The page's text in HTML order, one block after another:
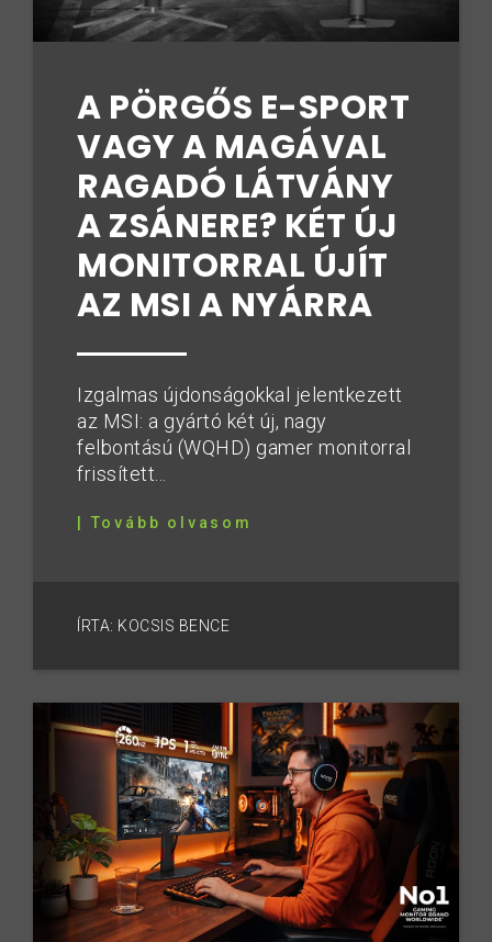
A PÖRGŐS E-SPORT
VAGY A MAGÁVAL
RAGADÓ LÁTVÁNY
A ZSÁNERE? KÉT ÚJ
MONITORRAL ÚJÍT
AZ MSI A NYÁRRA
Izgalmas újdonságokkal jelentkezett
az MSI: a gyártó két új, nagy
felbontású (WQHD) gamer monitorral
frissített...
| Tovább olvasom
ÍRTA: KOCSIS BENCE